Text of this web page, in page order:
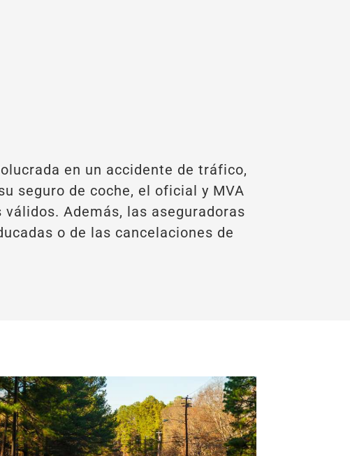
en un accidente de tráfico,
seguro de coche, el oficial y MVA
Además, las aseguradoras
o de las cancelaciones de